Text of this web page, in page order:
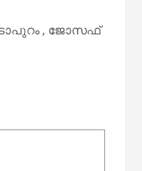
, ജോസഫ്